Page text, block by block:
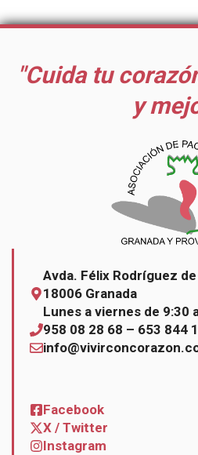
"Cuida tu
y
Avda. Félix Rodríguez
18006 Granada
Lunes a viernes de 9:30
958 08 28 68 – 653 844
Facebook
X / Twitter
Instagram